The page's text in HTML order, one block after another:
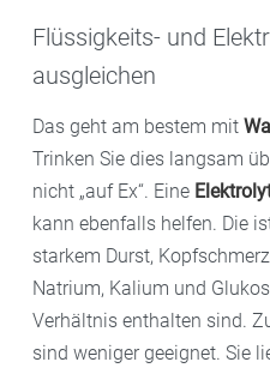
Flüssigkeits- und
ausgleichen
Das geht am bestem mit
Trinken Sie dies langsam
nicht „auf Ex“. Eine
kann ebenfalls helfen. Die
starkem Durst,
Natrium, Kalium und
Verhältnis enthalten sind.
sind weniger geeignet. Sie